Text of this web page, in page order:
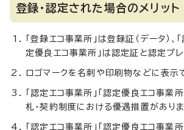
登録・認定された場合のメリット
「登録エコ事業所」は登録証（データ）、
定優良エコ事業所」は認定証と認定プレ
ロゴマークを名刺や印刷物などに表示
「認定エコ事業所」「認定優良エコ事業
札・契約制度における優遇措置がありま
「認定エコ事業所」「認定優良エコ事業